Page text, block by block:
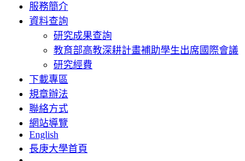
服務簡介
資料查詢
研究成果查詢
教育部高教深耕計畫補助學生出席國際會議
研究經費
下載專區
規章辦法
聯絡方式
網站導覽
English
長庚大學首頁